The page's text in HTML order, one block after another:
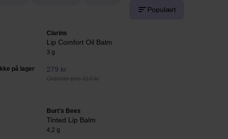
Populært
Ikke på lager
Clarins
Lip Comfort Oil Balm
3 g
279 kr
Ordinær pris 310 kr
Burt's Bees
Tinted Lip Balm
4,2 g